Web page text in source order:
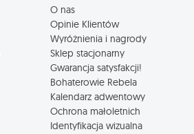
O nas
Opinie Klientów
Wyróżnienia i nagrody
Sklep stacjonarny
Gwarancja satysfakcji!
Bohaterowie Rebela
Kalendarz adwentowy
Ochrona małoletnich
Identyfikacja wizualna